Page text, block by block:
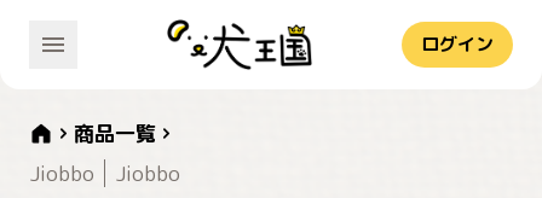
ログイン
商品一覧
Jiobbo
Jiobbo